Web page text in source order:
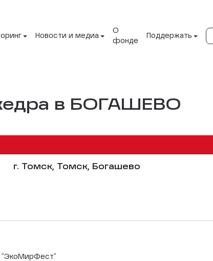
Новости и медиа
О
фонде
Поддержать
в БОГАШЕВО
г. Томск, Томск, Богашево
"ЭкоМирФест"